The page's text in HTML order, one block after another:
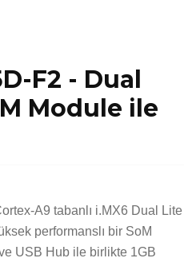
F2 - Dual
Module ile
A9 tabanlı i.MX6 Dual Lite
performanslı bir SoM
USB Hub ile birlikte 1GB